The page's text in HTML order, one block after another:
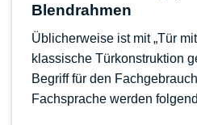
Blendrahmen
Üblicherweise ist mit „Tür
klassische Türkonstruktion
Begriff für den
Fachsprache werden